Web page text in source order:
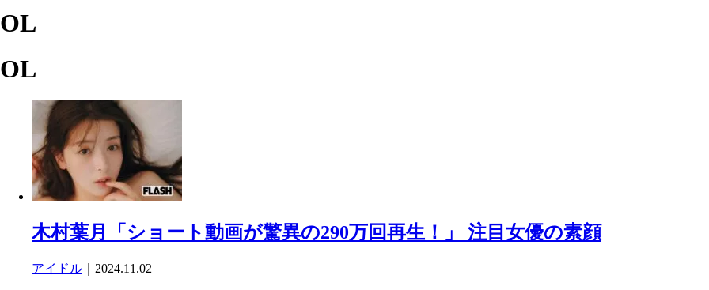
OL
OL
木村葉月「ショート動画が驚異の290万回再生！」 注目女優の素顔
アイドル ｜2024.11.02